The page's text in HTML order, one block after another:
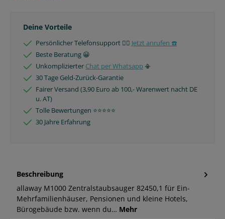
Deine Vorteile
Persönlicher Telefonsupport 🙋‍♂️ Jetzt anrufen ☎️
Beste Beratung 😀
Unkomplizierter Chat per Whatsapp 📳
30 Tage Geld-Zurück-Garantie
Fairer Versand (3,90 Euro ab 100,- Warenwert nacht DE
u. AT)
Tolle Bewertungen ⭐️⭐️⭐️⭐️⭐️
30 Jahre Erfahrung
Beschreibung
allaway M1000 Zentralstaubsauger 82450,1 für Ein-
Mehrfamilienhäuser, Pensionen und kleine Hotels,
Bürogebäude bzw. wenn du… Mehr